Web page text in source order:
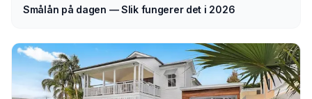
passer deg — helt uforpliktende.
Tips for å få best muligsmålåni
Moss
Smålån på dagen — Slik fungerer det i 2026